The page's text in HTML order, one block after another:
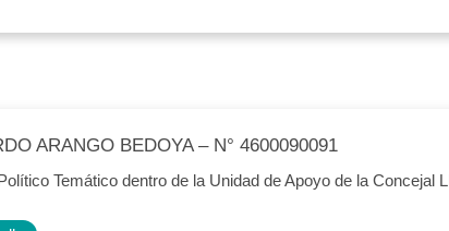
ARANGO BEDOYA – N° 4600090091
Temático dentro de la Unidad de Apoyo de la Concejal